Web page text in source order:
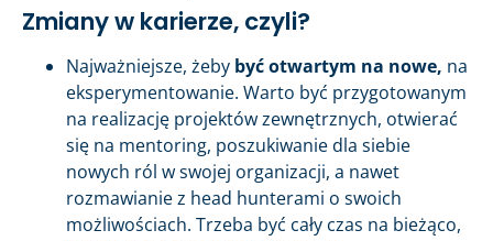
Zmiany w karierze, czyli?
Najważniejsze, żeby być otwartym na nowe, na
eksperymentowanie. Warto być przygotowanym
na realizację projektów zewnętrznych, otwierać
się na mentoring, poszukiwanie dla siebie
nowych ról w swojej organizacji, a nawet
rozmawianie z head hunterami o swoich
możliwościach. Trzeba być cały czas na bieżąco,